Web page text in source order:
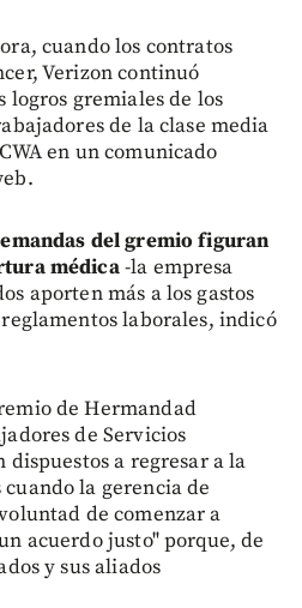
cuando los contratos
Verizon continuó
gremiales de los
de la clase media
en un comunicado
del gremio figuran
médica-la empresa
aporten más a los gastos
laborales, indicó
de Hermandad
de Servicios
dispuestos a regresar a la
la gerencia de
de comenzar a
acuerdo justo" porque, de
y sus aliados